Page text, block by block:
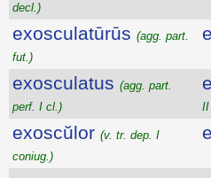
decl.)
exosculatūrūs (agg. part.
fut.)
exosculatus (agg. part.
perf. I cl.)
II
exoscŭlor (v. tr. dep. I
coniug.)